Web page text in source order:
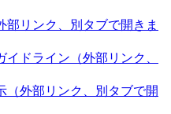
部リンク、別タブで開きま
イドライン （外部リンク、
（外部リンク、別タブで開